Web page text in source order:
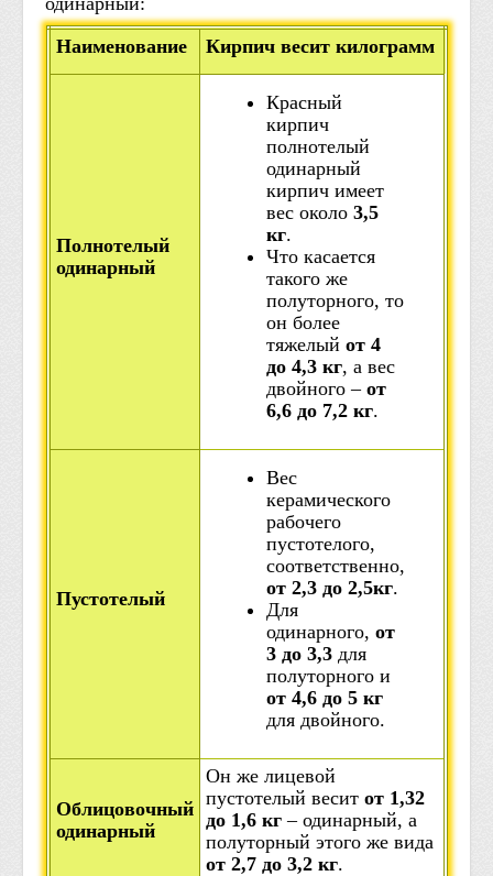
Наименование
Кирпич весит килограмм
Полнотелый
одинарный
Красный
кирпич
полнотелый
одинарный
кирпич имеет
вес около 3,5
кг.
Что касается
такого же
полуторного, то
он более
тяжелый от 4
до 4,3 кг, а вес
двойного – от
6,6 до 7,2 кг.
Пустотелый
Вес
керамического
рабочего
пустотелого,
соответственно,
от 2,3 до 2,5кг.
Для
одинарного, от
3 до 3,3для
полуторного и
от 4,6 до 5 кг
для двойного.
Облицовочный
одинарный
Он же лицевой
пустотелый весит от 1,32
до 1,6 кг– одинарный, а
полуторный этого же вида
от 2,7 до 3,2 кг.